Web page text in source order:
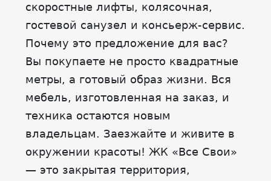
скоростные лифты, колясочная,
гостевой санузел и консьерж-сервис.
Почему это предложение для вас?
Вы покупаете не просто квадратные
метры, а готовый образ жизни. Вся
мебель, изготовленная на заказ, и
техника остаются новым
владельцам. Заезжайте и живите в
окружении красоты! ЖК «Все Свои»
— это закрытая территория,